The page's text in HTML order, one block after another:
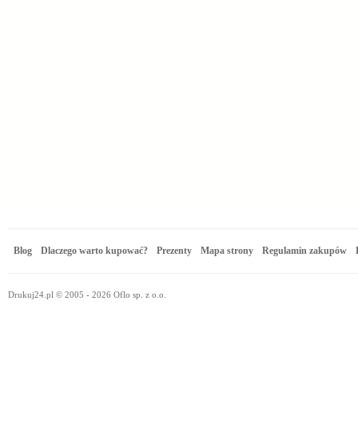
Blog Dlaczego warto kupować? Prezenty Mapa strony Regulamin zakupów
Drukuj24.pl © 2005 - 2026 Oflo sp. z o.o.